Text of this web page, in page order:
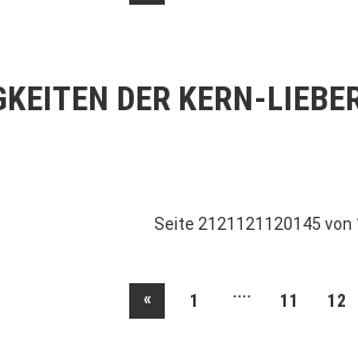
DER KERN-
Seite 2121121120145 von
« 1 .... 11 12